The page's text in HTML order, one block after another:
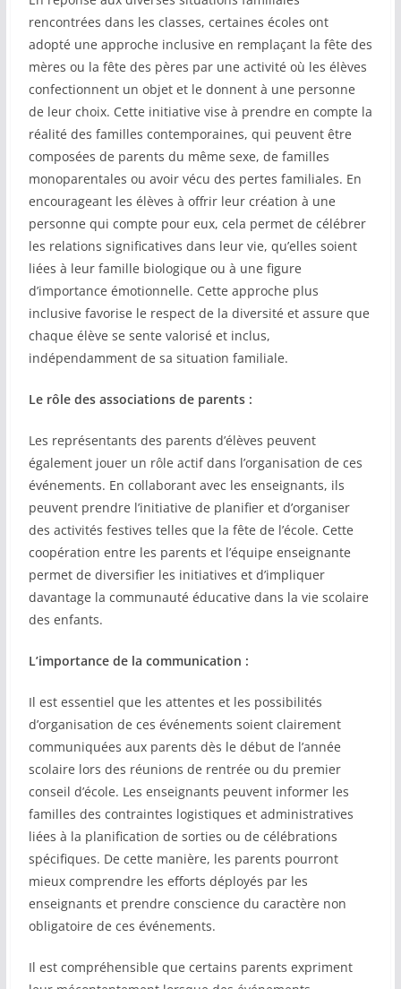
rencontrées dans les classes, certaines écoles ont
adopté une approche inclusive en remplaçant la fête des
mères ou la fête des pères par une activité où les élèves
confectionnent un objet et le donnent à une personne
de leur choix. Cette initiative vise à prendre en compte la
réalité des familles contemporaines, qui peuvent être
composées de parents du même sexe, de familles
monoparentales ou avoir vécu des pertes familiales. En
encourageant les élèves à offrir leur création à une
personne qui compte pour eux, cela permet de célébrer
les relations significatives dans leur vie, qu’elles soient
liées à leur famille biologique ou à une figure
d’importance émotionnelle. Cette approche plus
inclusive favorise le respect de la diversité et assure que
chaque élève se sente valorisé et inclus,
indépendamment de sa situation familiale.
Le rôle des associations de parents :
Les représentants des parents d’élèves peuvent
également jouer un rôle actif dans l’organisation de ces
événements. En collaborant avec les enseignants, ils
peuvent prendre l’initiative de planifier et d’organiser
des activités festives telles que la fête de l’école. Cette
coopération entre les parents et l’équipe enseignante
permet de diversifier les initiatives et d’impliquer
davantage la communauté éducative dans la vie scolaire
des enfants.
L’importance de la communication :
Il est essentiel que les attentes et les possibilités
d’organisation de ces événements soient clairement
communiquées aux parents dès le début de l’année
scolaire lors des réunions de rentrée ou du premier
conseil d’école. Les enseignants peuvent informer les
familles des contraintes logistiques et administratives
liées à la planification de sorties ou de célébrations
spécifiques. De cette manière, les parents pourront
mieux comprendre les efforts déployés par les
enseignants et prendre conscience du caractère non
obligatoire de ces événements.
Il est compréhensible que certains parents expriment